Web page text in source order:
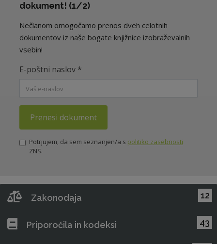
dokument! (1/2)
Nečlanom omogočamo prenos dveh celotnih
dokumentov iz naše bogate knjižnice izobraževalnih
vsebin!
E-poštni naslov *
Prenesi dokument
Potrjujem, da sem seznanjen/a s politiko zasebnosti
ZNS.
Zakonodaja 12
Priporočila in kodeksi 43